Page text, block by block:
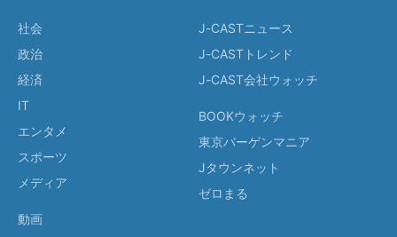
社会
政治
経済
IT
エンタメ
スポーツ
メディア
動画
J-CASTニュース
J-CASTトレンド
J-CAST会社ウォッチ
BOOKウォッチ
東京バーゲンマニア
Jタウンネット
ゼロまる